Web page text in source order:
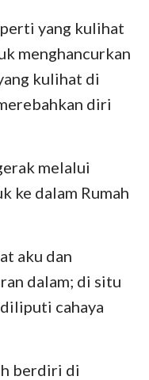
yang kulihat
menghancurkan
kulihat di
diri
melalui
ke dalam Rumah
aku dan
dalam; di situ
cahaya
berdiri di